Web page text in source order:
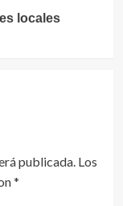
locales
publicada. Los
*